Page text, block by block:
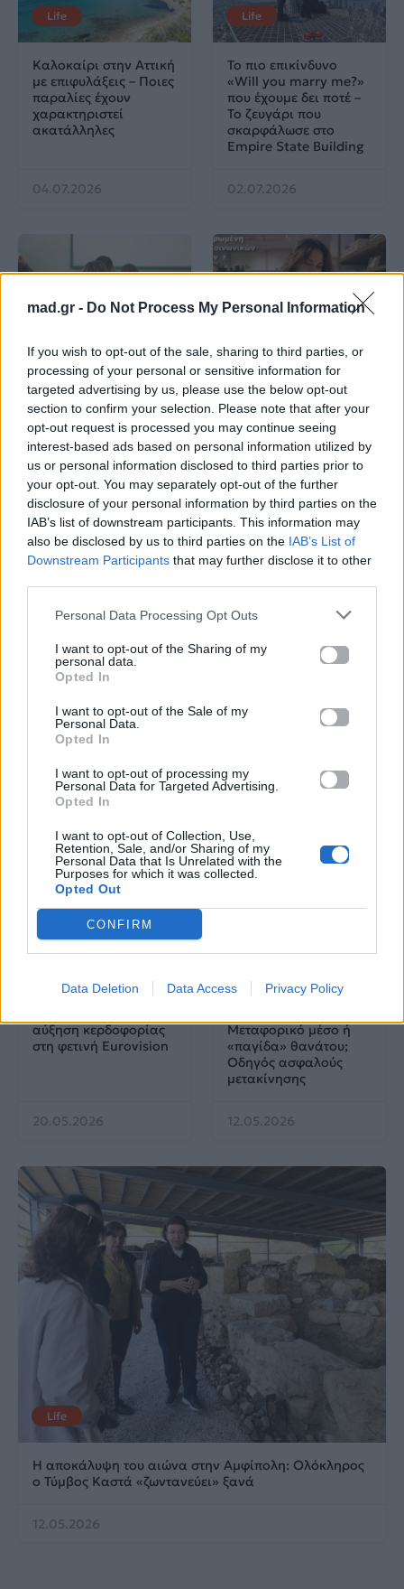
mad.gr - Do Not Process My Personal Information
If you wish to opt-out of the sale, sharing to third parties, or
processing of your personal or sensitive information for
targeted advertising by us, please use the below opt-out
section to confirm your selection. Please note that after your
opt-out request is processed you may continue seeing
interest-based ads based on personal information utilized by
us or personal information disclosed to third parties prior to
your opt-out. You may separately opt-out of the further
disclosure of your personal information by third parties on the
IAB’s list of downstream participants. This information may
also be disclosed by us to third parties on the IAB’s List of
Downstream Participants that may further disclose it to other
Personal Data Processing Opt Outs
I want to opt-out of the Sharing of my
personal data.
Opted In
I want to opt-out of the Sale of my
Personal Data.
Opted In
I want to opt-out of processing my
Personal Data for Targeted Advertising.
Opted In
I want to opt-out of Collection, Use,
Retention, Sale, and/or Sharing of my
Personal Data that Is Unrelated with the
Purposes for which it was collected.
Opted Out
CONFIRM
Data Deletion Data Access Privacy Policy
Life
Καλοκαίρι στην Αττική
με επιφυλάξεις – Ποιες
παραλίες έχουν
χαρακτηριστεί
ακατάλληλες
04.07.2026
Life
Το πιο επικίνδυνο
«Will you marry me?»
που έχουμε δει ποτέ –
Το ζευγάρι που
σκαρφάλωσε στο
Empire State Building
02.07.2026
Πανελλαδικές 2026:
Στην κορυφή των
βαθμολογιών η
Λαρισαία Ιωάννα
Παπακώστα με 19.780
μόρια
26.06.2026
Μία κάρτα για όλες τις
προνοιακές παροχές!
26.06.2026
Life
Πού να μην
κολυμπήσεις στην
Αττική: Οι 29
Life
AKTOR: Δίπλα στους
νέους επιστήμονες με
AKTOR4TheFuture
αύξηση κερδοφορίας
στη φετινή Eurovision
20.05.2026
Μεταφορικό μέσο ή
«παγίδα» θανάτου;
Οδηγός ασφαλούς
μετακίνησης
12.05.2026
Life
Η αποκάλυψη του αιώνα στην Αμφίπολη: Ολόκληρος
ο Τύμβος Καστά «ζωντανεύει» ξανά
12.05.2026